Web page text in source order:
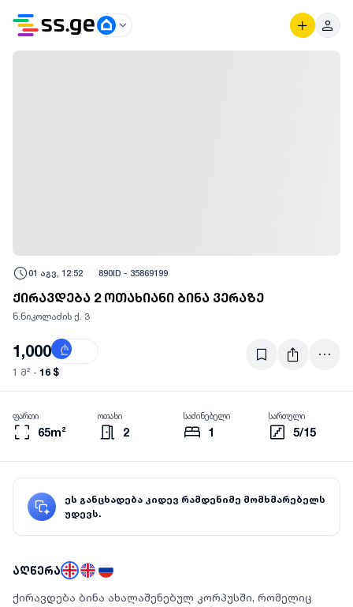
01 აგვ, 12:52 890ID - 35869199
ქირავდება 2 ოთახიანი ბინა ვერაზე
ნ.ნიკოლაძის ქ. 3
1,000 ₾
1 მ² - 16 $
65m²
ფართი
2
ოთახი
1
საძინებელი
5/15
სართული
ეს განცხადება კიდევ რამდენიმე მომხმარებელს
უდევს.
აღწერა
ქირავდება ბინა ახალაშენებულ კორპუსში, რომელიც